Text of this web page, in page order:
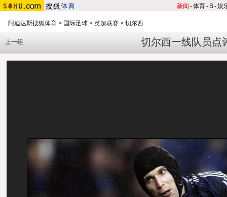
新闻 -体育-S-娱
阿迪达斯搜狐体育 > 国际足球 > 英超联赛 > 切尔西
切尔西一线队员点
上一组